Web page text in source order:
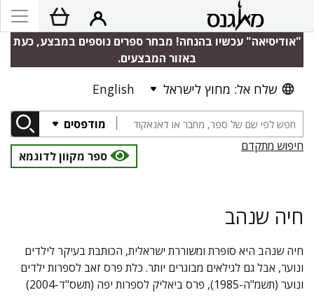
"אודיסיאה" עכשיו בהנחה! מבחר ספרים נוספים במבצע, כעת
באזור המבצעים.
שלח אל: מחוץ לישראל English
מודפסים
חיפוש מתקדם
ספר מקוון לדוגמא
חיה שנהב
חיה שנהב היא סופרת ומשוררת ישראלית, הכותבת בעיקר לילדים
ונוער, אבל גם לגילאים מבוגרים יותר. כלת פרס זאב לספרות ילדים
ונוער (תשמ"ה-1985), פרס ביאליק לספרות יפה (תשס"ד-2004)